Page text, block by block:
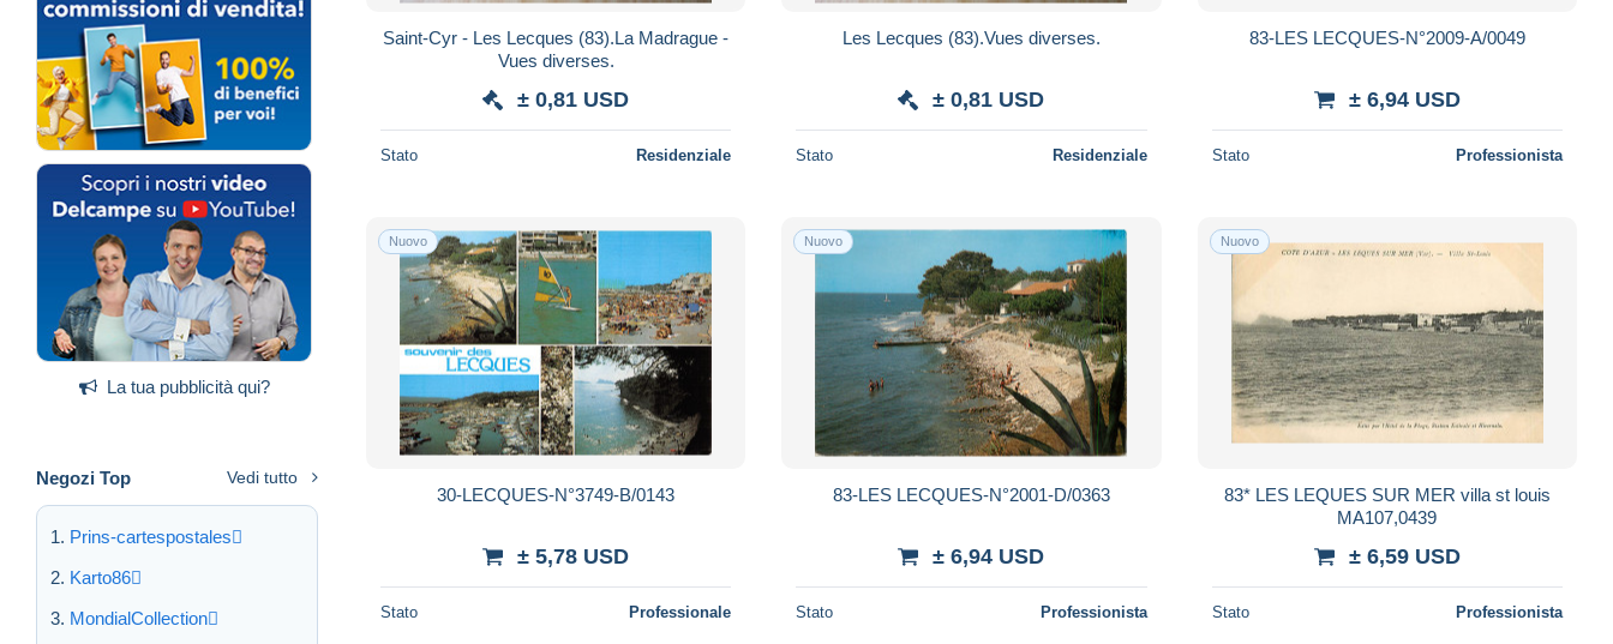
La tua pubblicità qui?
Negozi Top Vedi tutto
Prins-cartespostales
Karto86
MondialCollection
Saint-Cyr - Les Lecques (83).La Madrague -
Vues diverses.
± 0,81 USD
Stato Residenziale
Les Lecques (83).Vues diverses.
± 0,81 USD
Stato Residenziale
83-LES LECQUES-N°2009-A/0049
± 6,94 USD
Stato Professionista
Nuovo
30-LECQUES-N°3749-B/0143
± 5,78 USD
Stato Professionale
Nuovo
83-LES LECQUES-N°2001-D/0363
± 6,94 USD
Stato Professionista
Nuovo
83* LES LEQUES SUR MER villa st louis
MA107,0439
± 6,59 USD
Stato Professionista